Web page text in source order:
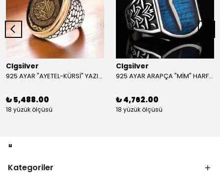
Clgsilver
925 AYAR "AYETEL-KÜRSİ" YAZILI GÜMÜŞ ERKEK YÜZÜK
₺ 5,488.00
18 yüzük ölçüsü
Clgsilver
925 AYAR ARAPÇA "MİM" HARFLİ GÜMÜŞ ERKEK YÜZÜK
₺ 4,762.00
18 yüzük ölçüsü
Kategoriler